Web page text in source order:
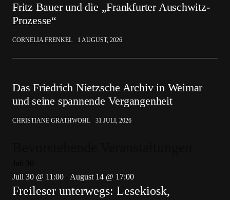
Fritz Bauer und die „Frankfurter Auschwitz-
Prozesse“
CORNELIA FRENKEL 1 AUGUST, 2026
Das Friedrich Nietzsche Archiv in Weimar
und seine spannende Vergangenheit
CHRISTIANE GRATHWOHL 31 JULI, 2026
Juli 30 @ 11:00
August 14 @ 17:00
Freileser unterwegs: Lesekiosk,